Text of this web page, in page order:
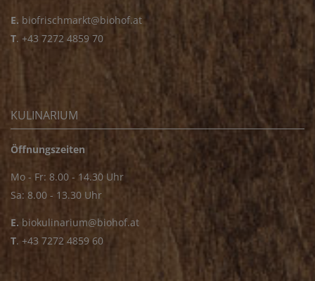
E. biofrischmarkt@biohof.at
T. +43 7272 4859 70
KULINARIUM
Öffnungszeiten
Mo - Fr: 8.00 - 14.30 Uhr
Sa: 8.00 - 13.30 Uhr
E. biokulinarium@biohof.at
T. +43 7272 4859 60